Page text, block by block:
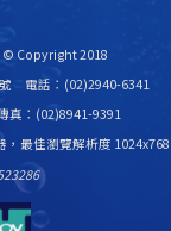
© Copyright 2018
電話：(02)2940-6341
：(02)8941-9391
最佳瀏覽解析度 1024x768